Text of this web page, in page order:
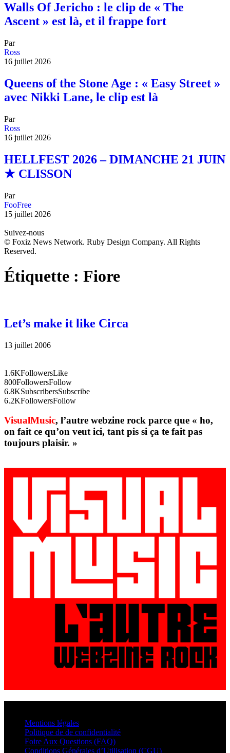
Walls Of Jericho : le clip de « The
Ascent » est là, et il frappe fort
Par
Ross
16 juillet 2026
Queens of the Stone Age : « Easy Street »
avec Nikki Lane, le clip est là
Par
Ross
16 juillet 2026
HELLFEST 2026 – DIMANCHE 21 JUIN
★ CLISSON
Par
FooFree
15 juillet 2026
Suivez-nous
© Foxiz News Network. Ruby Design Company. All Rights
Reserved.
Étiquette : Fiore
Let’s make it like Circa
13 juillet 2006
1.6KFollowersLike
800FollowersFollow
6.8KSubscribersSubscribe
6.2KFollowersFollow
VisualMusic, l’autre webzine rock parce que « ho,
on fait ce qu’on veut ici, tant pis si ça te fait pas
toujours plaisir. »
Mentions légales
Politique de de confidentialité
Foire Aux Questions (FAQ)
Conditions Générales d’Utilisation (CGU)